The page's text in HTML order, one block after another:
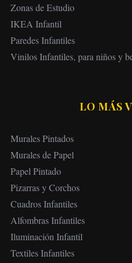
Zonas de Estudio
IKEA Infantil
Paredes Infantiles
Vinilos Infantiles, para niños y
LO MÁS
Murales Pintados
Murales de Papel
Papel Pintado
Pizarras y Corchos
Cuadros Infantiles
Alfombras Infantiles
Iluminación Infantil
Textiles Infantiles